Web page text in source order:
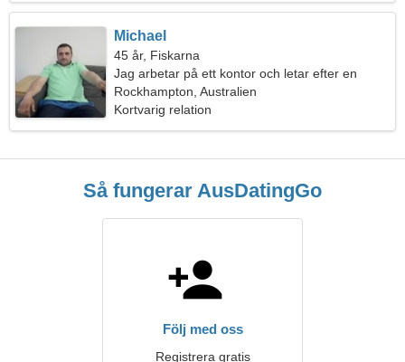
Michael
45 år, Fiskarna
Jag arbetar på ett kontor och letar efter en
passionerad kvinna
Rockhampton, Australien
Kortvarig relation
Så fungerar AusDatingGo
Följ med oss
Registrera gratis